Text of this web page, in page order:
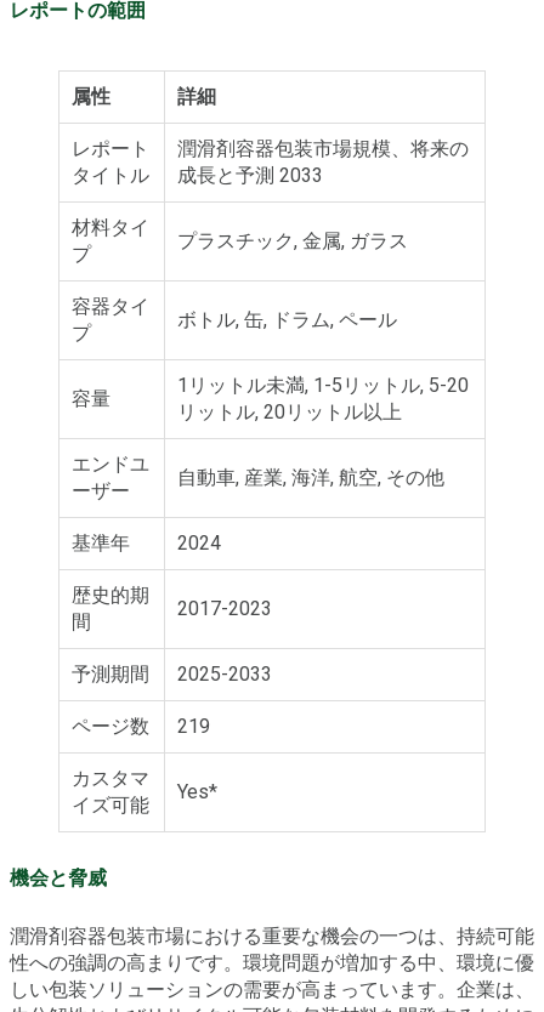
レポートの範囲
属性 詳細
レポート
タイトル
潤滑剤容器包装市場規模、将来の
成長と予測 2033
材料タイ
プ
プラスチック, 金属, ガラス
容器タイ
プ
ボトル, 缶, ドラム, ペール
容量
1リットル未満, 1-5リットル, 5-20
リットル, 20リットル以上
エンドユ
ーザー
自動車, 産業, 海洋, 航空, その他
基準年 2024
歴史的期
間
2017-2023
予測期間 2025-2033
ページ数 219
カスタマ
イズ可能
Yes*
機会と脅威
潤滑剤容器包装市場における重要な機会の一つは、持続可能
性への強調の高まりです。環境問題が増加する中、環境に優
しい包装ソリューションの需要が高まっています。企業は、